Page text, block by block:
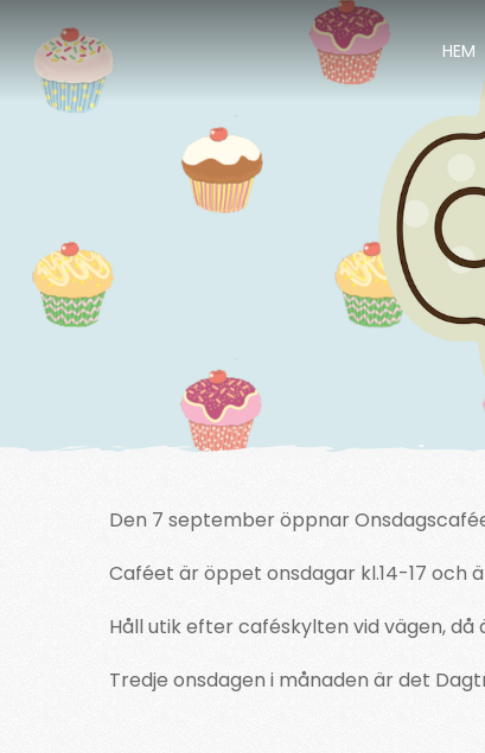
HEM
Den 7 september öppnar
Caféet är öppet onsdagar kl.14-17 och
Håll utik efter caféskylten vid vägen,
Tredje onsdagen i månaden är det